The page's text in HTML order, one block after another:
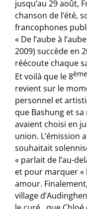
jusqu’au 29 août,
chanson de l’été,
francophones
« De l’aube à
2009) succède en
réécoute chaque
Et voilà que le 8ème
revient sur le
personnel et
que Bashung et
avaient choisi en
union. L’émission
souhaitait
« parlait de l’au-
et pour marquer «
amour.
village